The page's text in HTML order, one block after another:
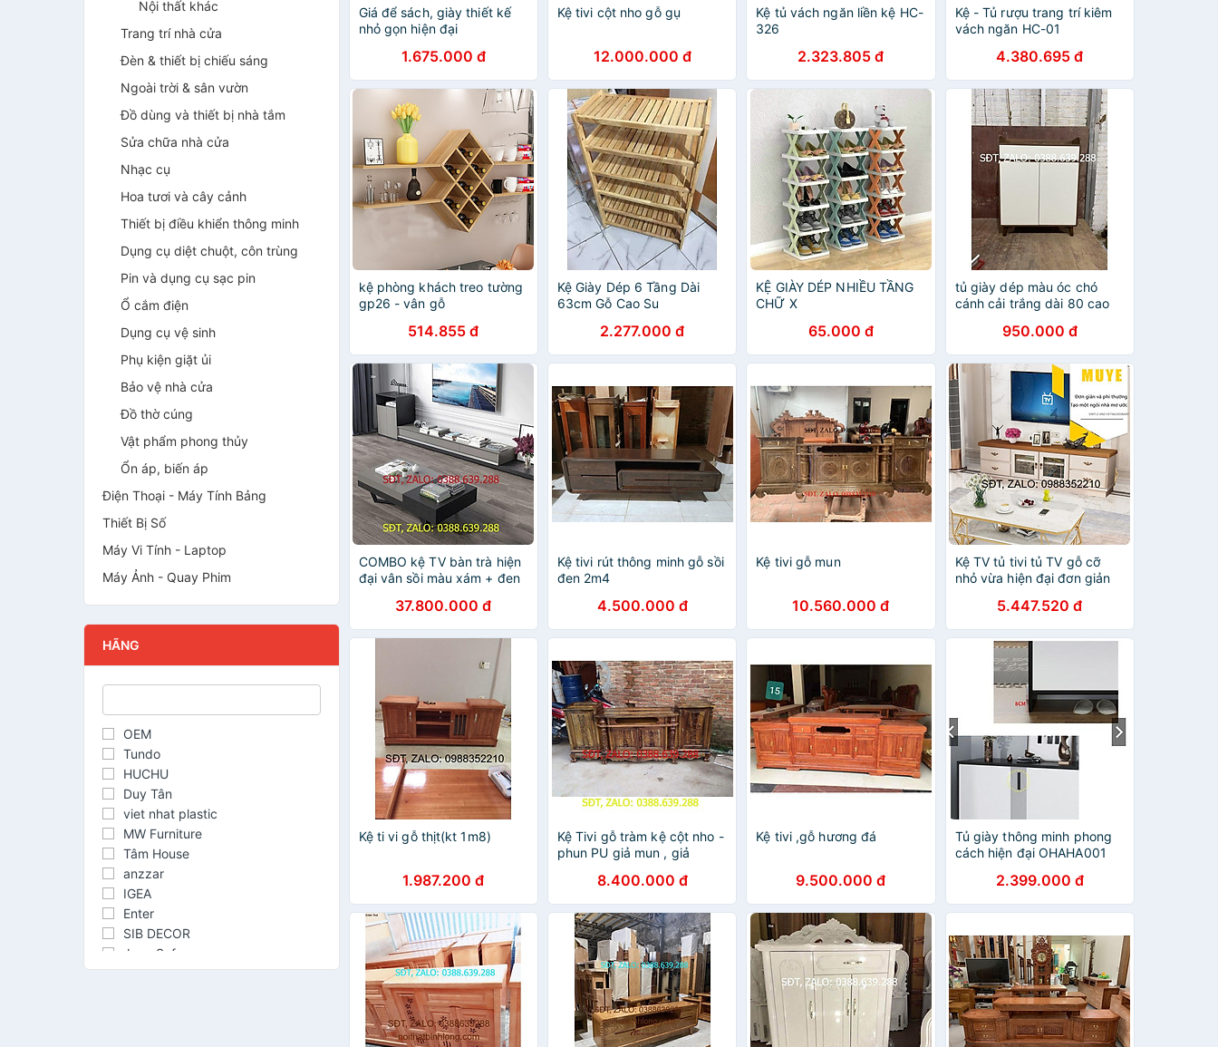
Nội thất khác
Trang trí nhà cửa
Đèn & thiết bị chiếu sáng
Ngoài trời & sân vườn
Đồ dùng và thiết bị nhà tắm
Sửa chữa nhà cửa
Nhạc cụ
Hoa tươi và cây cảnh
Thiết bị điều khiển thông minh
Dụng cụ diệt chuột, côn trùng
Pin và dụng cụ sạc pin
Ổ cắm điện
Dụng cụ vệ sinh
Phụ kiện giặt ủi
Bảo vệ nhà cửa
Đồ thờ cúng
Vật phẩm phong thủy
Ổn áp, biến áp
Điện Thoại - Máy Tính Bảng
Thiết Bị Số
Máy Vi Tính - Laptop
Máy Ảnh - Quay Phim
HÃNG
OEM
Tundo
HUCHU
Duy Tân
viet nhat plastic
MW Furniture
Tâm House
anzzar
IGEA
Enter
SIB DECOR
Juno Sofa
SMLIFE
Giá để sách, giày thiết kế
nhỏ gọn hiện đại
1.675.000 đ
Kệ tivi cột nho gỗ gụ
12.000.000 đ
Kệ tủ vách ngăn liền kệ HC-
326
2.323.805 đ
Kệ - Tủ rượu trang trí kiêm
vách ngăn HC-01
4.380.695 đ
kệ phòng khách treo tường
gp26 - vân gỗ
514.855 đ
Kệ Giày Dép 6 Tầng Dài
63cm Gỗ Cao Su
2.277.000 đ
KỆ GIÀY DÉP NHIỀU TẦNG
CHỮ X
65.000 đ
tủ giày dép màu óc chó
cánh cải trắng dài 80 cao
giá tại xưởng950.000 đ
COMBO kệ TV bàn trà hiện
đại vân sồi màu xám + đen
giá sốc LUX-KTV09
37.800.000 đ
Kệ tivi rút thông minh gỗ sồi
đen 2m4
4.500.000 đ
Kệ tivi gỗ mun
10.560.000 đ
Kệ TV tủ tivi tủ TV gỗ cỡ
nhỏ vừa hiện đại đơn giản
phòng khách tủ kệ giá
đựng đồ
5.447.520 đ
Kệ ti vi gỗ thịt(kt 1m8)
1.987.200 đ
Kệ Tivi gỗ tràm kệ cột nho -
phun PU giả mun , giả
8.400.000 đ
Kệ tivi ,gỗ hương đá
9.500.000 đ
Tủ giày thông minh phong
cách hiện đại OHAHA001
2.399.000 đ